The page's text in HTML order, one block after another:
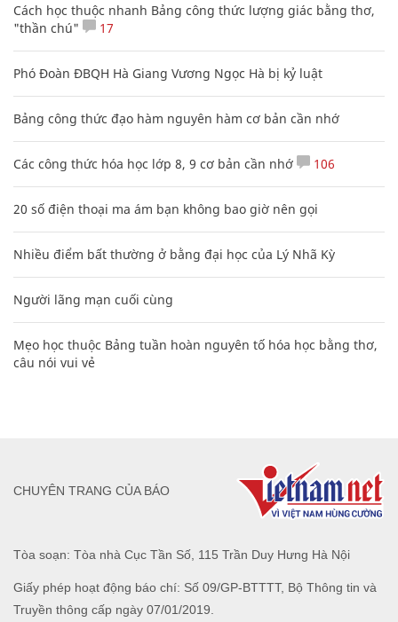
Cách học thuộc nhanh Bảng công thức lượng giác bằng thơ,
"thần chú"
17
Phó Đoàn ĐBQH Hà Giang Vương Ngọc Hà bị kỷ luật
Bảng công thức đạo hàm nguyên hàm cơ bản cần nhớ
Các công thức hóa học lớp 8, 9 cơ bản cần nhớ 106
20 số điện thoại ma ám bạn không bao giờ nên gọi
Nhiều điểm bất thường ở bằng đại học của Lý Nhã Kỳ
Người lãng mạn cuối cùng
Mẹo học thuộc Bảng tuần hoàn nguyên tố hóa học bằng thơ,
câu nói vui vẻ
Tòa soạn: Tòa nhà Cục Tần Số, 115 Trần Duy Hưng Hà Nội
Giấy phép hoạt động báo chí: Số 09/GP-BTTTT, Bộ Thông tin và
Truyền thông cấp ngày 07/01/2019.
CHUYÊN TRANG CỦA BÁO